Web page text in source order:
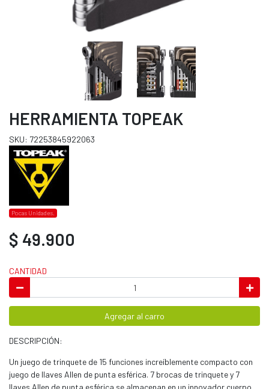
HERRAMIENTA TOPEAK
SKU: 72253845922063
Pocas Unidades.
$ 49.900
CANTIDAD
Agregar al carro
DESCRIPCIÓN:
Un juego de trinquete de 15 funciones increíblemente compacto con
juego de llaves Allen de punta esférica. 7 brocas de trinquete y 7